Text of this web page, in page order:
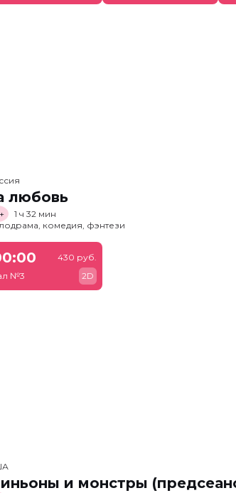
любовь
1 ч 32 мин
комедия, фэнтези
№3
430 руб.
2D
и монстры